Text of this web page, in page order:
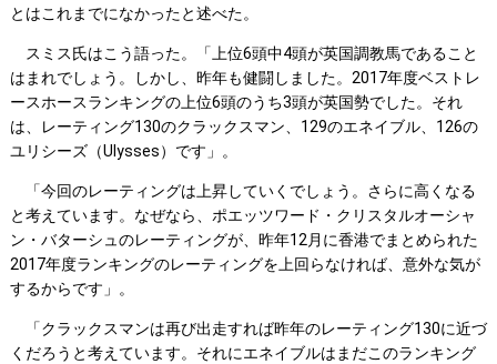
とはこれまでになかったと述べた。
スミス氏はこう語った。「上位6頭中4頭が英国調教馬であること
はまれでしょう。しかし、昨年も健闘しました。2017年度ベストレ
ースホースランキングの上位6頭のうち3頭が英国勢でした。それ
は、レーティング130のクラックスマン、129のエネイブル、126の
ユリシーズ（Ulysses）です」。
「今回のレーティングは上昇していくでしょう。さらに高くなる
と考えています。なぜなら、ポエッツワード・クリスタルオーシャ
ン・バターシュのレーティングが、昨年12月に香港でまとめられた
2017年度ランキングのレーティングを上回らなければ、意外な気が
するからです」。
「クラックスマンは再び出走すれば昨年のレーティング130に近づ
くだろうと考えています。それにエネイブルはまだこのランキング